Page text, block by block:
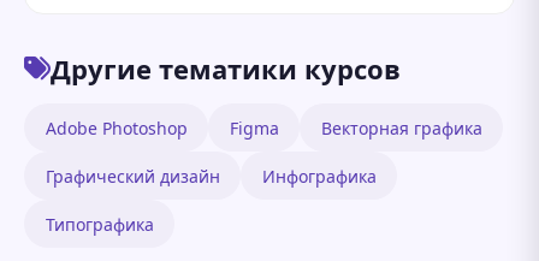
Другие тематики курсов
Adobe Photoshop Figma Векторная графика
Графический дизайн Инфографика
Типографика